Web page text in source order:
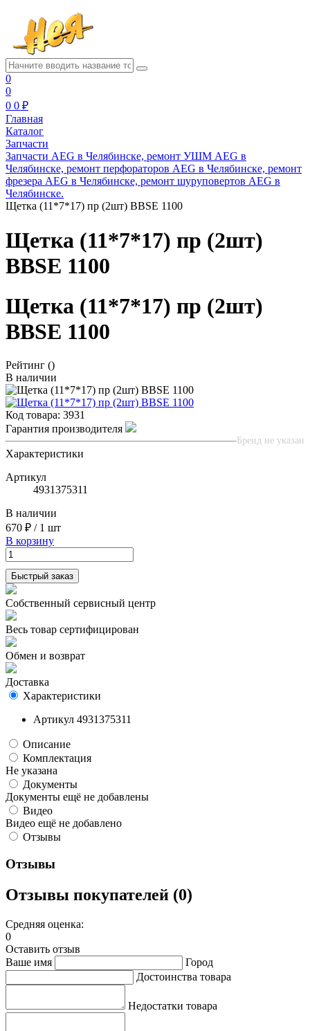
0
0
0 0 ₽
Главная
Каталог
Запчасти
Запчасти AEG в Челябинске, ремонт УШМ AEG в
Челябинске, ремонт перфораторов AEG в Челябинске, ремонт
фрезера AEG в Челябинске, ремонт шуруповертов AEG в
Челябинске.
Щетка (11*7*17) пр (2шт) BBSE 1100
Щетка (11*7*17) пр (2шт)
BBSE 1100
Щетка (11*7*17) пр (2шт)
BBSE 1100
Рейтинг ()
В наличии
Код товара: 3931
Гарантия производителя
Бренд не указан
Характеристики
Артикул
4931375311
В наличии
670 ₽ / 1 шт
В корзину
Быстрый заказ
Собственный сервисный центр
Весь товар сертифицирован
Обмен и возврат
Доставка
Характеристики
Артикул 4931375311
Описание
Комплектация
Не указана
Документы
Документы ещё не добавлены
Видео
Видео ещё не добавлено
Отзывы
Отзывы
Отзывы покупателей (0)
Средняя оценка:
0
Оставить отзыв
Ваше имя
Город
Достоинства товара
Недостатки товара